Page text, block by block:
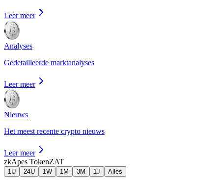
Leer meer
Analyses
Gedetailleerde marktanalyses
Leer meer
Nieuws
Het meest recente crypto nieuws
Leer meer
zkApes TokenZAT
1U 24U 1W 1M 3M 1J Alles